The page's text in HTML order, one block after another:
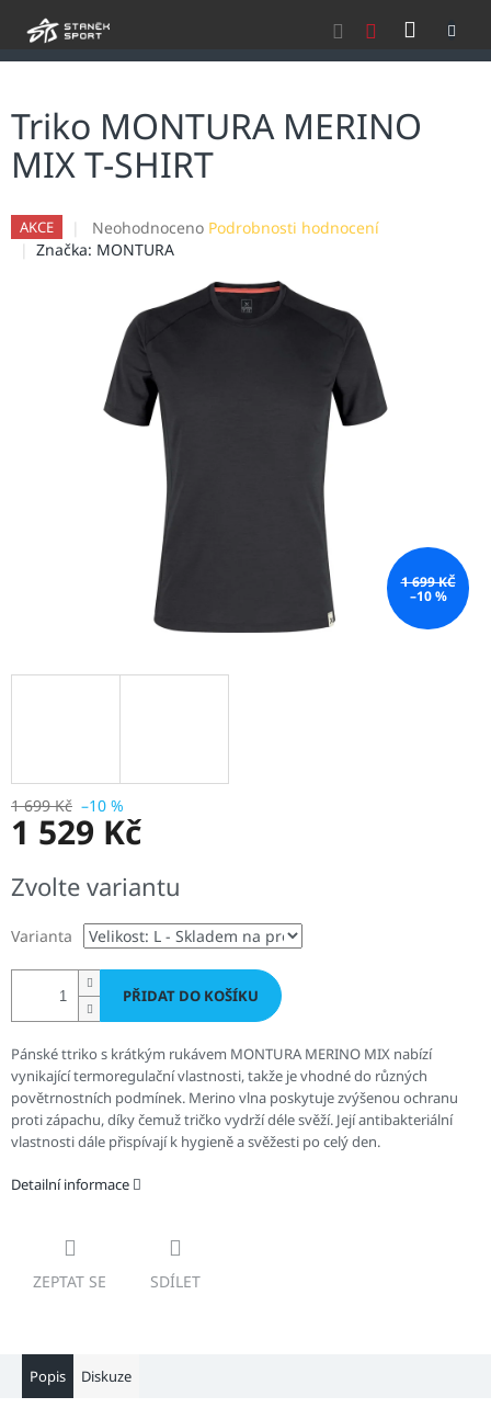
Triko MONTURA MERINO
MIX T-SHIRT
AKCE
Průměrné
hodnocení
hvězdiček.
Neohodnoceno Podrobnosti hodnocení
Značka: MONTURA
1 699 KČ
–10 %
1 699 Kč –10 %
1 529 Kč
cena:
Zvolte variantu
Varianta
PŘIDAT DO KOŠÍKU
Pánské ttriko s krátkým rukávem MONTURA MERINO MIX nabízí
vynikající termoregulační vlastnosti, takže je vhodné do různých
povětrnostních podmínek. Merino vlna poskytuje zvýšenou ochranu
proti zápachu, díky čemuž tričko vydrží déle svěží. Její antibakteriální
vlastnosti dále přispívají k hygieně a svěžesti po celý den.
Detailní informace
ZEPTAT SE SDÍLET
Popis Diskuze